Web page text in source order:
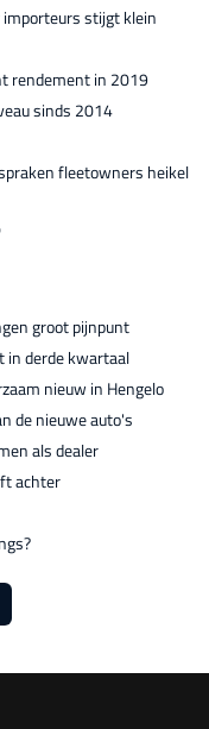
importeurs stijgt klein
rendement in 2019
sinds 2014
fleetowners heikel
groot pijnpunt
in derde kwartaal
nieuw in Hengelo
de nieuwe auto's
als dealer
achter